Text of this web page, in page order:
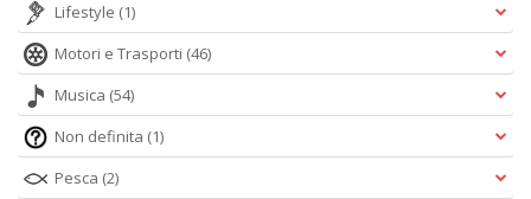
Lifestyle (1)
Motori e Trasporti (46)
Musica (54)
Non definita (1)
Pesca (2)